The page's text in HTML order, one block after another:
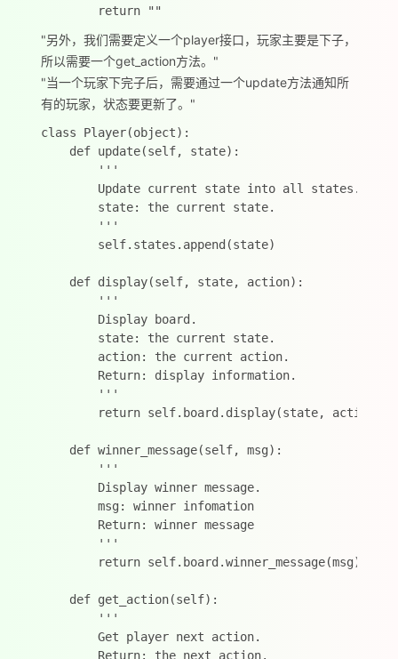
"另外，我们需要定义一个player接口，玩家主要是下子，
所以需要一个get_action方法。"
"当一个玩家下完子后，需要通过一个update方法通知所
有的玩家，状态要更新了。"
class Player(object):
    def update(self, state):
        '''
        Update current state into all states.
        state: the current state.
        '''
        self.states.append(state)
    def display(self, state, action):
        '''
        Display board.
        state: the current state.
        action: the current action.
        Return: display information.
        '''
        return self.board.display(state, action)
    def winner_message(self, msg):
        '''
        Display winner message.
        msg: winner infomation
        Return: winner message
        '''
        return self.board.winner_message(msg)
    def get_action(self):
        '''
        Get player next action.
        Return: the next action.